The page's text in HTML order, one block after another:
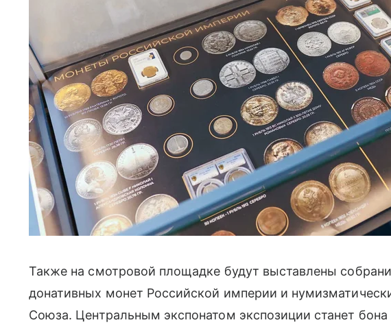
Также на смотровой площадке будут выставлены
донативных монет Российской империи и
Союза. Центральным экспонатом экспозиции станет